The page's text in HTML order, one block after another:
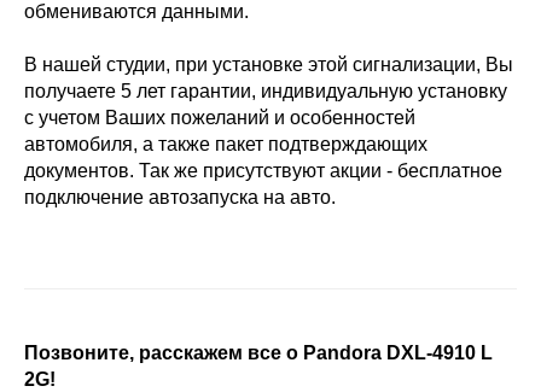
обмениваются данными.
В нашей студии, при установке этой сигнализации, Вы
получаете 5 лет гарантии, индивидуальную установку
с учетом Ваших пожеланий и особенностей
автомобиля, а также пакет подтверждающих
документов. Так же присутствуют акции - бесплатное
подключение автозапуска на авто.
Позвоните, расскажем все о Pandora DXL-4910 L
2G!